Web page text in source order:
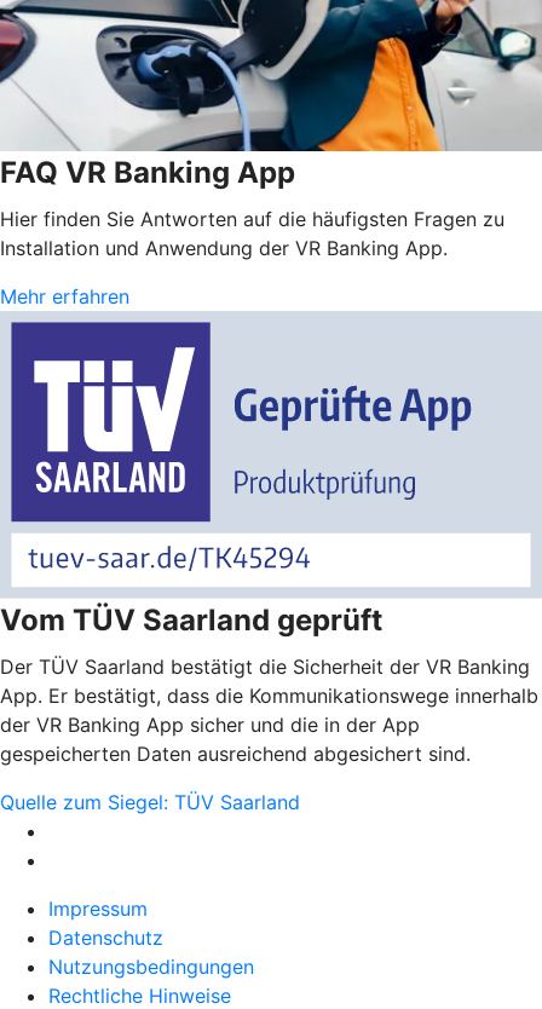
FAQ VR Banking App
Hier finden Sie Antworten auf die häufigsten Fragen zu
Installation und Anwendung der VR Banking App.
Mehr erfahren
Vom TÜV Saarland geprüft
Der TÜV Saarland bestätigt die Sicherheit der VR Banking
App. Er bestätigt, dass die Kommunikationswege innerhalb
der VR Banking App sicher und die in der App
gespeicherten Daten ausreichend abgesichert sind.
Quelle zum Siegel: TÜV Saarland
Impressum
Datenschutz
Nutzungsbedingungen
Rechtliche Hinweise